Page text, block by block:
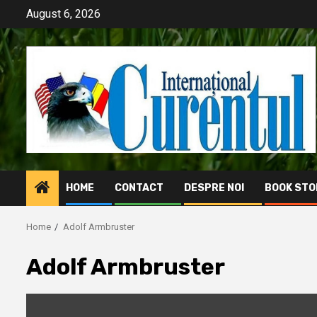
content
August 6, 2026
HOME CONTACT DESPRE NOI BOOK
Home Adolf Armbruster
Adolf Armbruster